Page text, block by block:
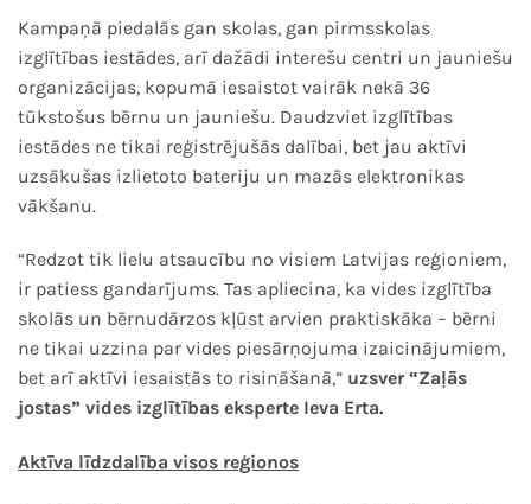
Kampaņā piedalās gan skolas, gan pirmsskolas
izglītības iestādes, arī dažādi interešu centri un jauniešu
organizācijas, kopumā iesaistot vairāk nekā 36
tūkstošus bērnu un jauniešu. Daudzviet izglītības
iestādes ne tikai reģistrējušās dalībai, bet jau aktīvi
uzsākušas izlietoto bateriju un mazās elektronikas
vākšanu.
“Redzot tik lielu atsaucību no visiem Latvijas reģioniem,
ir patiess gandarījums. Tas apliecina, ka vides izglītība
skolās un bērnudārzos kļūst arvien praktiskāka – bērni
ne tikai uzzina par vides piesārņojuma izaicinājumiem,
bet arī aktīvi iesaistās to risināšanā,” uzsver “Zaļās
jostas” vides izglītības eksperte Ieva Erta.
Aktīva līdzdalība visos reģionos